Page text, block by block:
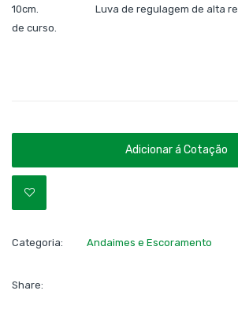
10cm. Luva de regulagem de alta
de curso.
Adicionar á Cotação
Categoria: Andaimes e Escoramento
Share: